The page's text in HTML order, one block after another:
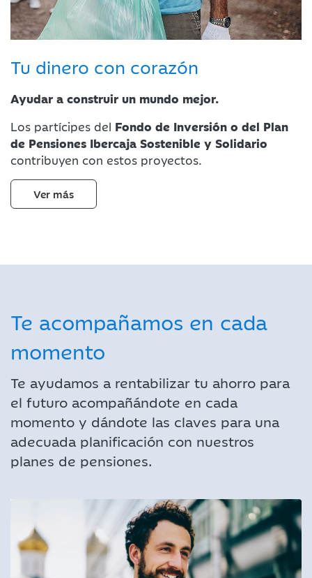
Tu dinero con corazón
Ayudar a construir un mundo mejor.
Los partícipes del Fondo de Inversión o del Plan
de Pensiones Ibercaja Sostenible y Solidario
contribuyen con estos proyectos.
Ver más
Te acompañamos en cada
momento
Te ayudamos a rentabilizar tu ahorro para
el futuro acompañándote en cada
momento y dándote las claves para una
adecuada planificación con nuestros
planes de pensiones.